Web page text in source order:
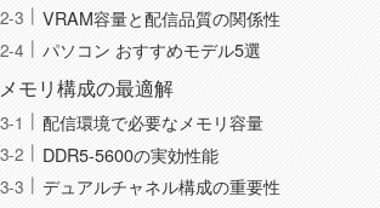
VRAM容量と配信品質の関係性
パソコン おすすめモデル5選
メモリ構成の最適解
配信環境で必要なメモリ容量
DDR5-5600の実効性能
デュアルチャネル構成の重要性